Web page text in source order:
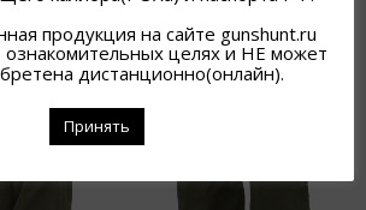
продукция на сайте gunshunt.ru
ознакомительных целях и НЕ может
дистанционно(онлайн).
Принять